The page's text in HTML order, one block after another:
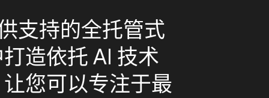
支持的全托管式
造依托 AI 技术
您可以专注于最